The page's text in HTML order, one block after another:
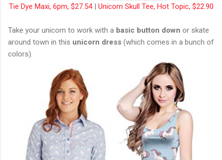
Tie Dye Maxi, 6pm, $27.54| Unicorn Skull Tee, Hot Topic, $22.90
Take your unicorn to work with a basic button down or skate
around town in this unicorn dress (which comes in a bunch of
colors).